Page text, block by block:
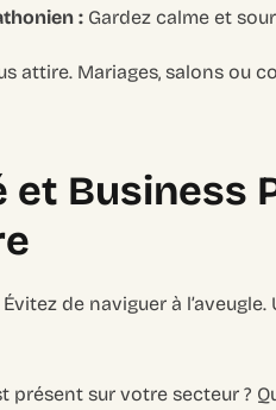
: Gardez calme et
attire. Mariages, salons ou
Business
de naviguer à
présent sur votre secteur ?